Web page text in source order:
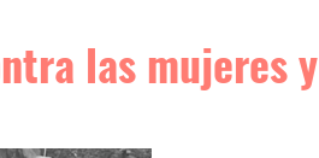
las mujeres y